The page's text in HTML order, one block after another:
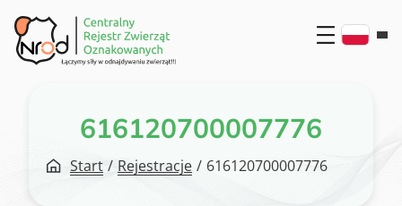
Przejdź
do
treści
616120700007776
Start / Rejestracje / 616120700007776